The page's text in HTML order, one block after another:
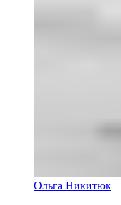
Ольга Никитюк